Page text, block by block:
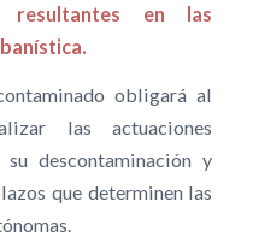
resultantes en las
obligará al
las actuaciones
descontaminación y
que determinen las